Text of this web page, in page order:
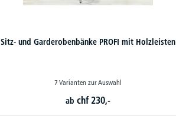
Sitz- und Garderobenbänke PROFI mit Holzleisten
7 Varianten zur Auswahl
ab chf 230,-